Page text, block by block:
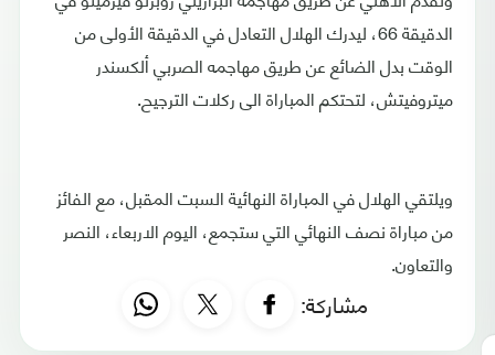
الدقيقة 66، ليدرك الهلال التعادل في الدقيقة الأولى من
الوقت بدل الضائع عن طريق مهاجمه الصربي ألكسندر
ميتروفيتش، لتحتكم المباراة الى ركلات الترجيح.
ويلتقي الهلال في المباراة النهائية السبت المقبل، مع الفائز
من مباراة نصف النهائي التي ستجمع، اليوم الاربعاء، النصر
والتعاون.
مشاركة: